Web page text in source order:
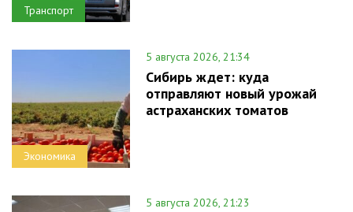
Транспорт
Экономика
5 августа 2026, 21:34
Сибирь ждет: куда
отправляют новый урожай
астраханских томатов
5 августа 2026, 21:23